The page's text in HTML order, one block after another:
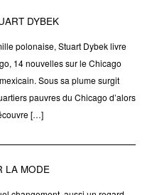
DYBEK
polonaise, Stuart Dybek livre
14 nouvelles sur le Chicago
Sous sa plume surgit
pauvres du Chicago d’alors
[…]
LA MODE